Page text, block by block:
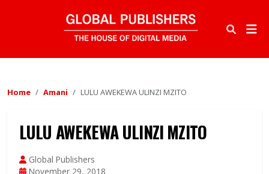
Home Amani LULU AWEKEWA ULINZI MZITO
LULU AWEKEWA ULINZI MZITO
Global Publishers
November 29, 2018